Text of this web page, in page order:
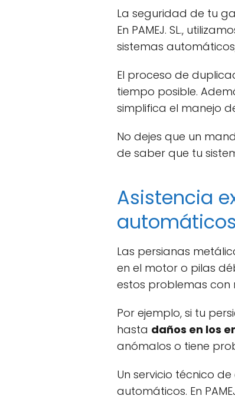
La seguridad de tu
En PAMEJ. SL.,
sistemas
El proceso de
tiempo posible.
simplifica el manejo
No dejes que un
de saber que tu
Asistencia
automáticos
Las persianas
en el motor o pilas
estos problemas con
Por ejemplo, si tu
hasta daños en los
anómalos o tiene
Un servicio técnico
automáticos. En